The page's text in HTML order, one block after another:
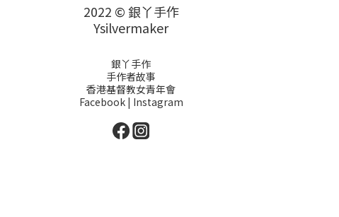
2022 © 銀丫手作
Ysilvermaker
銀丫手作
手作者故事
香港基督教女青年會
Facebook | Instagram